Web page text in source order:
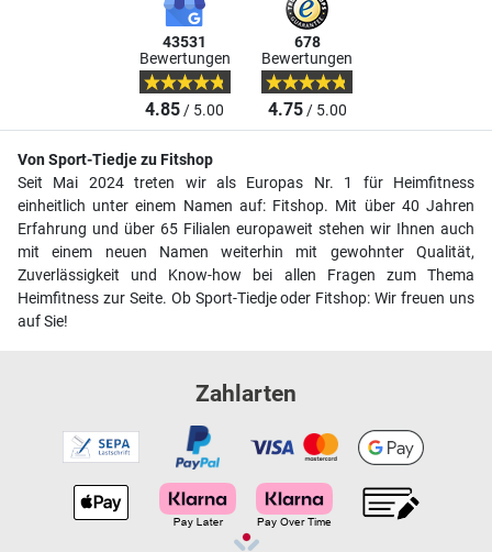
43531
Bewertungen
4.85/ 5.00
678
Bewertungen
4.75/ 5.00
Von Sport-Tiedje zu Fitshop
Seit Mai 2024 treten wir als Europas Nr. 1 für Heimfitness
einheitlich unter einem Namen auf: Fitshop. Mit über 40 Jahren
Erfahrung und über 65 Filialen europaweit stehen wir Ihnen auch
mit einem neuen Namen weiterhin mit gewohnter Qualität,
Zuverlässigkeit und Know-how bei allen Fragen zum Thema
Heimfitness zur Seite. Ob Sport-Tiedje oder Fitshop: Wir freuen uns
auf Sie!
Zahlarten